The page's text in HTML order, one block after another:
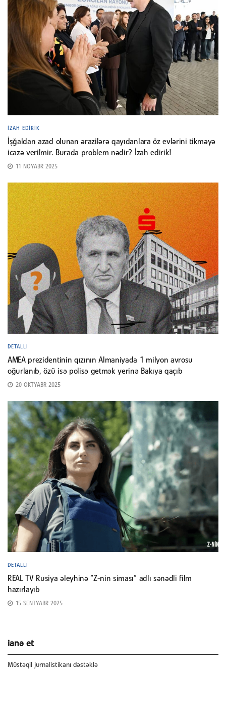
İZAH EDIRIK
İşğaldan azad olunan ərazilərə qayıdanlara öz evlərini tikməyə
icazə verilmir. Burada problem nədir? İzah edirik!
11 NOYABR 2025
DETALLI
AMEA prezidentinin qızının Almaniyada 1 milyon avrosu
oğurlanıb, özü isə polisə getmək yerinə Bakıya qaçıb
20 OKTYABR 2025
DETALLI
REAL TV Rusiya əleyhinə “Z-nin siması” adlı sənədli film
hazırlayıb
15 SENTYABR 2025
ianə et
Müstəqil jurnalistikanı dəstəklə